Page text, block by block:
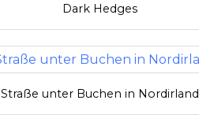
Dark Hedges
Straße unter Buchen in Nordirland